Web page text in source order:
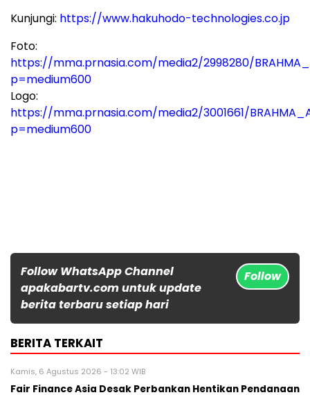
Kunjungi: https://www.hakuhodo-technologies.co.jp
Foto:
https://mma.prnasia.com/media2/2998280/
p=medium600
Logo:
https://mma.prnasia.com/media2/3001661/
p=medium600
Follow WhatsApp Channel
apakabartv.com untuk update
berita terbaru setiap hari
Follow
BERITA TERKAIT
Kamis, 6 Agustus 2026 - 13:02 WIB
Fair Finance Asia Desak Perbankan Hentikan Pendanaan